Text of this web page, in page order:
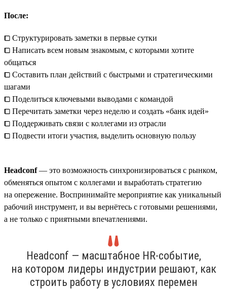
После:
⧠ Структурировать заметки в первые сутки
⧠ Написать всем новым знакомым, с которыми хотите
общаться
⧠ Составить план действий с быстрыми и стратегическими
шагами
⧠ Поделиться ключевыми выводами с командой
⧠ Перечитать заметки через неделю и создать «банк идей»
⧠ Поддерживать связи с коллегами из отрасли
⧠ Подвести итоги участия, выделить основную пользу
Headсonf— это возможность синхронизироваться с рынком,
обменяться опытом с коллегами и выработать стратегию
на опережение. Воспринимайте мероприятие как уникальный
рабочий инструмент, и вы вернётесь с готовыми решениями,
а не только с приятными впечатлениями.
Headсonf — масштабное HR-событие,
на котором лидеры индустрии решают, как
строить работу в условиях перемен